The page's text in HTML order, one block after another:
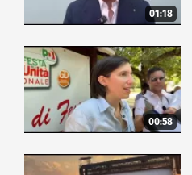
01:18
00:58